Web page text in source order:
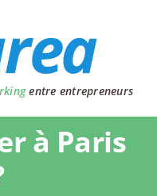
entre entrepreneurs
à Paris